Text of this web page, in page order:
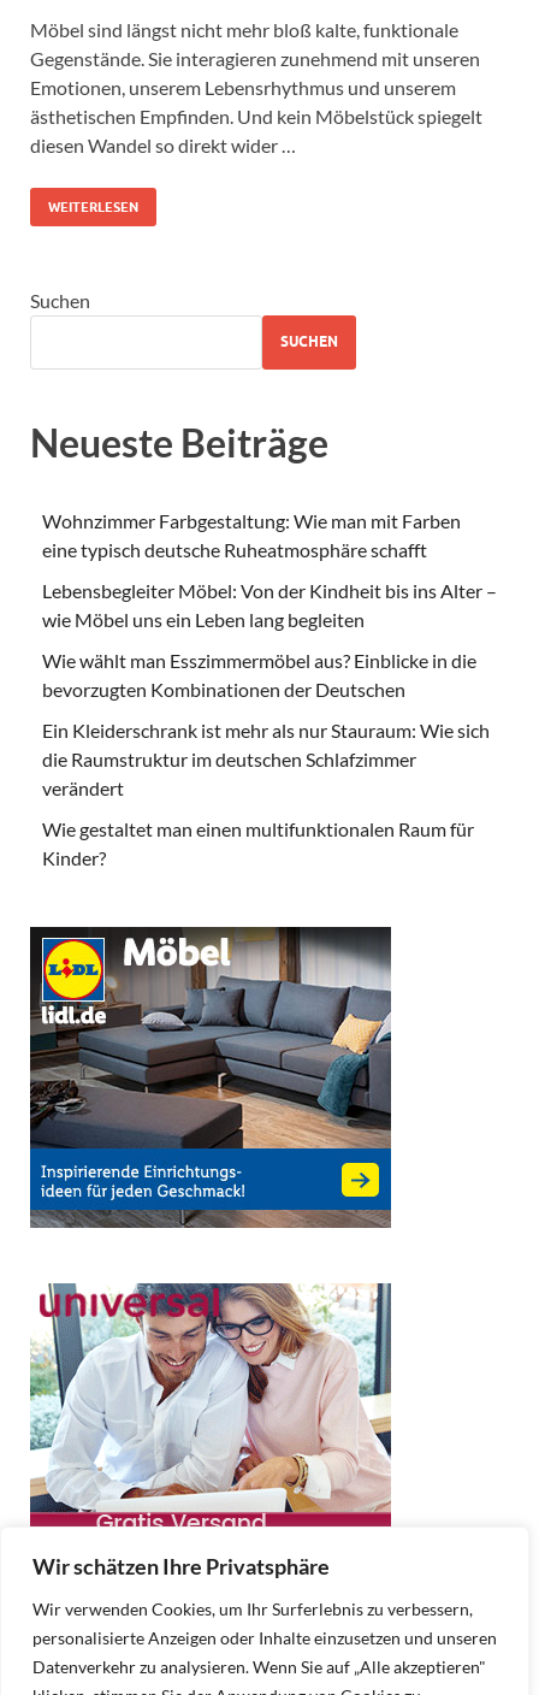
Wir schätzen Ihre Privatsphäre
Wir verwenden Cookies, um Ihr Surferlebnis zu verbessern,
personalisierte Anzeigen oder Inhalte einzusetzen und unseren
Datenverkehr zu analysieren. Wenn Sie auf „Alle akzeptieren"
Möbel sind längst nicht mehr bloß kalte, funktionale
Gegenstände. Sie interagieren zunehmend mit unseren
Emotionen, unserem Lebensrhythmus und unserem
ästhetischen Empfinden. Und kein Möbelstück spiegelt
diesen Wandel so direkt wider …
WEITERLESEN
Suchen
SUCHEN
Neueste Beiträge
Wohnzimmer Farbgestaltung: Wie man mit Farben
eine typisch deutsche Ruheatmosphäre schafft
Lebensbegleiter Möbel: Von der Kindheit bis ins Alter –
wie Möbel uns ein Leben lang begleiten
Wie wählt man Esszimmermöbel aus? Einblicke in die
bevorzugten Kombinationen der Deutschen
Ein Kleiderschrank ist mehr als nur Stauraum: Wie sich
die Raumstruktur im deutschen Schlafzimmer
verändert
Wie gestaltet man einen multifunktionalen Raum für
Kinder?